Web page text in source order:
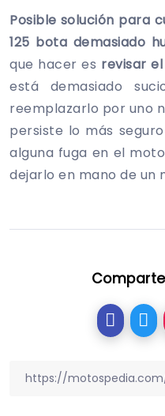
Posible solución para
125 bota demasiado
que hacer es revisar
está demasiado
reemplazarlo por uno
persiste lo más
alguna fuga en el
dejarlo en mano de un